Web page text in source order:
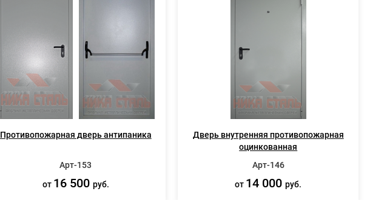
Противопожарная дверь антипаника
Арт-153
от 16 500 руб.
Дверь внутренняя противопожарная
оцинкованная
Арт-146
от 14 000руб.